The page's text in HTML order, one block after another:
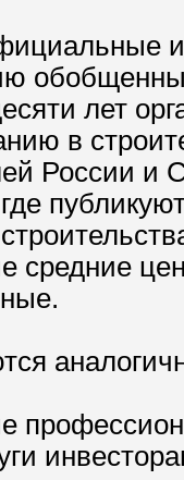
лет
в
России
средние